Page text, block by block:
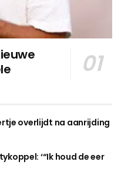
overlijdt na aanrijding
‘“Ik houd de eer